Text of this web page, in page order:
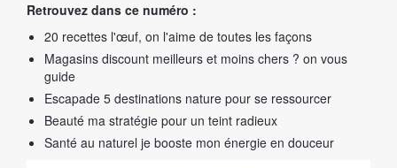
Retrouvez dans ce numéro :
20 recettes l'œuf, on l'aime de toutes les façons
Magasins discount meilleurs et moins chers ? on vous
guide
Escapade 5 destinations nature pour se ressourcer
Beauté ma stratégie pour un teint radieux
Santé au naturel je booste mon énergie en douceur